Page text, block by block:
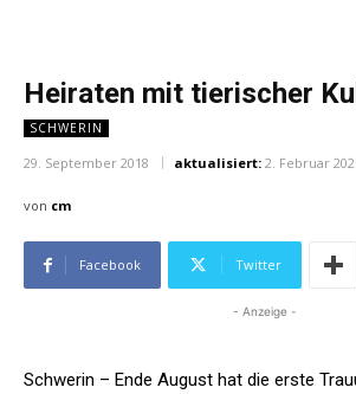
Heiraten mit tierischer
SCHWERIN
29. September 2018 aktualisiert: 2. Februar
von cm
Facebook Twitter
- Anzeige -
Schwerin – Ende August hat die erste